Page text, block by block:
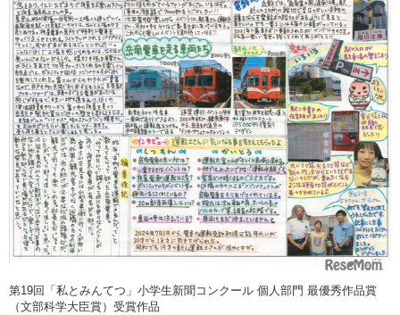
第19回「私とみんてつ」小学生新聞コンクール 個人部門 最優秀作品賞
（文部科学大臣賞）受賞作品